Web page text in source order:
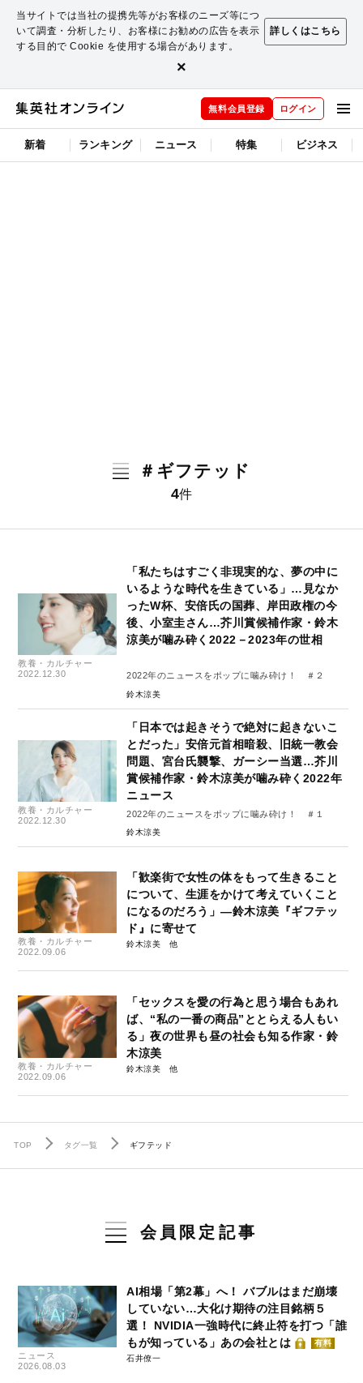
当サイトでは当社の提携先等がお客様のニーズ等につ
いて調査・分析したり、お客様にお勧めの広告を表示
する目的で Cookie を使用する場合があります。
詳しくはこちら
×
無料会員登録 ログイン
新着 ランキング ニュース 特集 ビジネス
＃ギフテッド
4件
教養・カルチャー
2022.12.30
「私たちはすごく非現実的な、夢の中に
いるような時代を生きている」…見なか
ったW杯、安倍氏の国葬、岸田政権の今
後、小室圭さん…芥川賞候補作家・鈴木
涼美が噛み砕く2022－2023年の世相
2022年のニュースをポップに噛み砕け！ ＃２
鈴木涼美
教養・カルチャー
2022.12.30
「日本では起きそうで絶対に起きないこ
とだった」安倍元首相暗殺、旧統一教会
問題、宮台氏襲撃、ガーシー当選…芥川
賞候補作家・鈴木涼美が噛み砕く2022年
ニュース
2022年のニュースをポップに噛み砕け！ ＃１
鈴木涼美
教養・カルチャー
2022.09.06
「歓楽街で女性の体をもって生きること
について、生涯をかけて考えていくこと
になるのだろう」―鈴木涼美『ギフテッ
ド』に寄せて
鈴木涼美
教養・カルチャー
2022.09.06
「セックスを愛の行為と思う場合もあれ
ば、“私の一番の商品”ととらえる人もい
る」夜の世界も昼の社会も知る作家・鈴
木涼美
鈴木涼美
TOP タグ一覧 ギフテッド
会員限定記事
ニュース
2026.08.03
AI相場「第2幕」へ！ バブルはまだ崩壊
していない…大化け期待の注目銘柄５
選！ NVIDIA一強時代に終止符を打つ「誰
もが知っている」あの会社とは
有料
石井僚一